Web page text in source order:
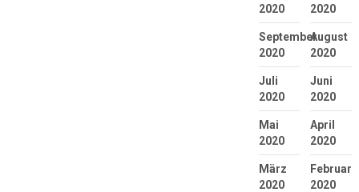
2020
2020
September
2020
August
2020
Juli
2020
Juni
2020
Mai
2020
April
2020
März
2020
Februar
2020